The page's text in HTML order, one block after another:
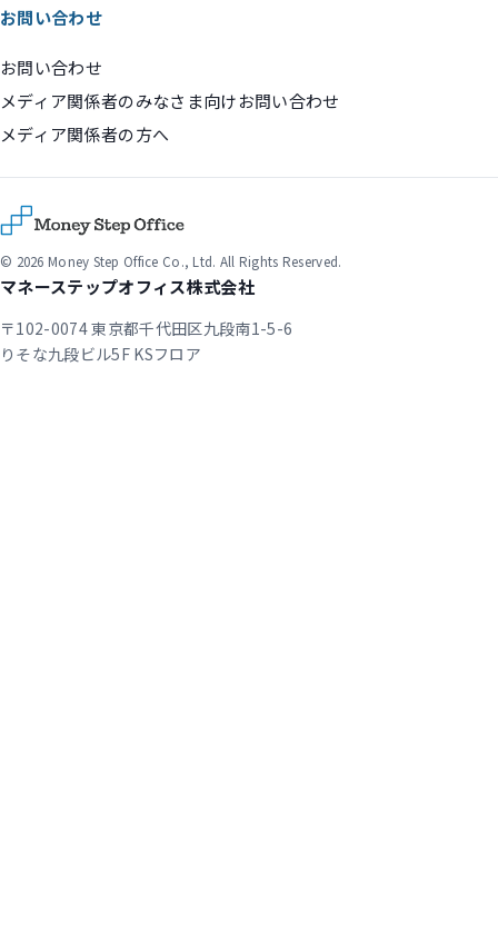
お問い合わせ
お問い合わせ
メディア関係者のみなさま向けお問い合わせ
メディア関係者の方へ
© 2026 Money Step Office Co., Ltd. All Rights Reserved.
マネーステップオフィス株式会社
〒102-0074 東京都千代田区九段南1-5-6
りそな九段ビル5F KSフロア